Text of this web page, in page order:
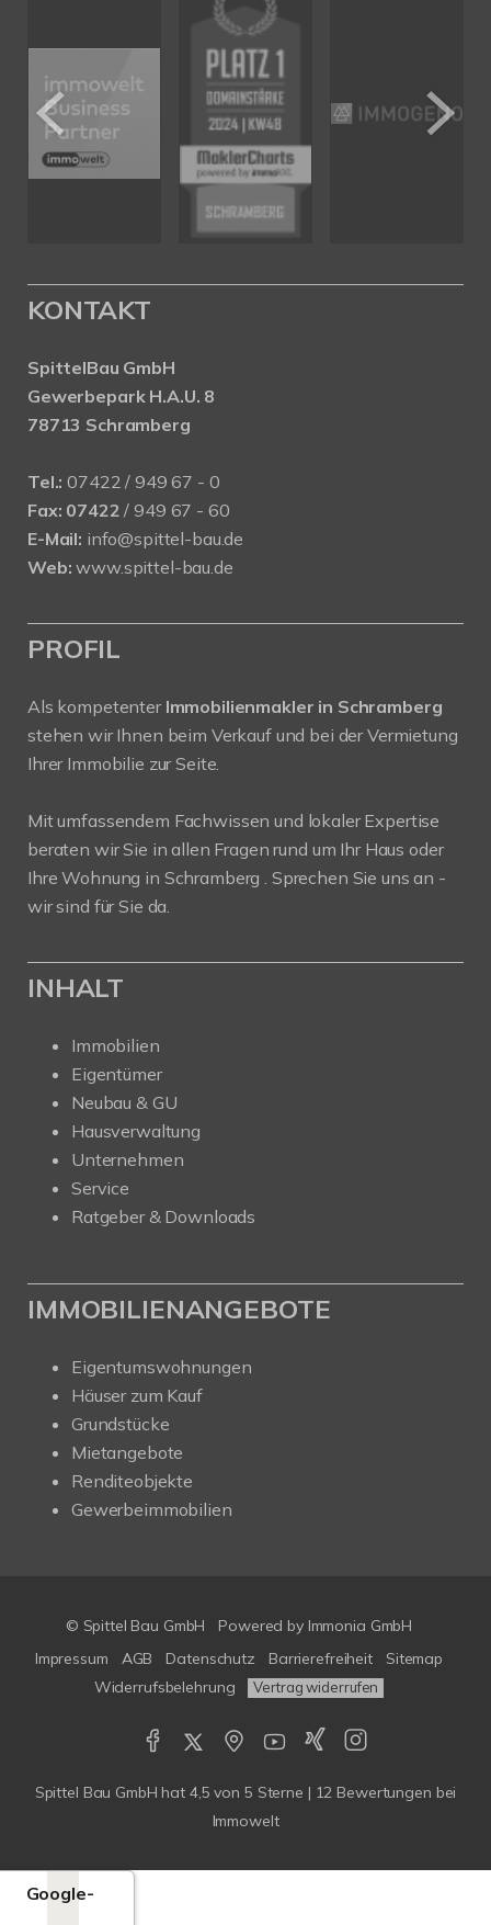
KONTAKT
SpittelBau GmbH
Gewerbepark H.A.U. 8
78713 Schramberg
Tel.: 07422 / 949 67 - 0
Fax: 07422 / 949 67 - 60
E-Mail: info@spittel-bau.de
Web: www.spittel-bau.de
PROFIL
Als kompetenter Immobilienmakler in Schramberg
stehen wir Ihnen beim Verkauf und bei der Vermietung
Ihrer Immobilie zur Seite.
Mit umfassendem Fachwissen und lokaler Expertise
beraten wir Sie in allen Fragen rund um Ihr Haus oder
Ihre Wohnung in Schramberg . Sprechen Sie uns an -
wir sind für Sie da.
INHALT
Immobilien
Eigentümer
Neubau & GU
Hausverwaltung
Unternehmen
Service
Ratgeber & Downloads
IMMOBILIENANGEBOTE
Eigentumswohnungen
Häuser zum Kauf
Grundstücke
Mietangebote
Renditeobjekte
Gewerbeimmobilien
© Spittel Bau GmbH Powered by Immonia GmbH
Impressum
AGB Datenschutz Barrierefreiheit
Sitemap
Widerrufsbelehrung
Vertrag widerrufen
Spittel Bau GmbH hat 4,5 von 5 Sterne | 12 Bewertungen bei
Immowelt
Google-